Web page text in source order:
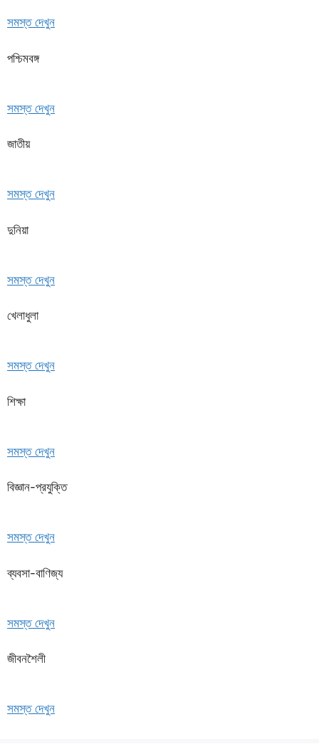
সমস্ত দেখুন
পশ্চিমবঙ্গ
সমস্ত দেখুন
জাতীয়
সমস্ত দেখুন
দুনিয়া
সমস্ত দেখুন
খেলাধুলা
সমস্ত দেখুন
শিক্ষা
সমস্ত দেখুন
বিজ্ঞান-প্রযুক্তি
সমস্ত দেখুন
ব্যবসা-বাণিজ্য
সমস্ত দেখুন
জীবনশৈলী
সমস্ত দেখুন